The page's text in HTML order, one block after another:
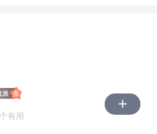
不会不管孩子。从他的这
可以不用跟你说这个事，
婚会有顾虑，所以才会说
他想要个儿子，为什么这
能完全以外界压力为中
己，不考虑别人。 这部
方向也是需要人能在这
的态度面对自己的愧疚
理解别人是怎么样的。
护的经历，很可能让你在
辑”（以下供题主参考，感
案）：
有用